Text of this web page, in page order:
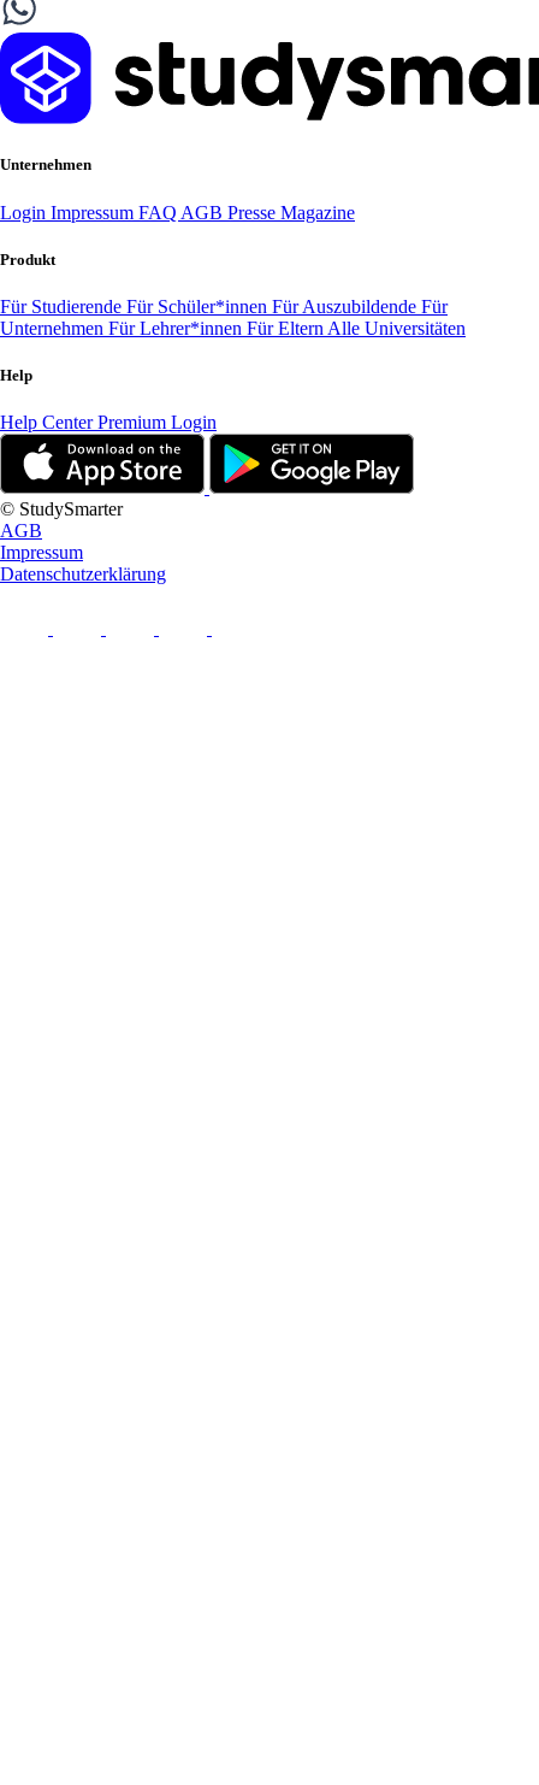
Unternehmen
Login Impressum FAQ AGB Presse Magazine
Produkt
Für Studierende Für Schüler*innen Für Auszubildende Für
Unternehmen Für Lehrer*innen Für Eltern Alle Universitäten
Help
Help CenterPremium Login
© StudySmarter
AGB
Impressum
Datenschutzerklärung